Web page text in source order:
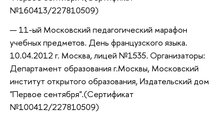
№160413/227810509)
11-ый Московский педагогический марафон
учебных предметов. День французского языка.
10.04.2012 г. Москва, лицей №1535. Организаторы:
Департамент образования г.Москвы, Московский
институт открытого образования, Издательский дом
"Первое сентября".(Сертификат
№100412/227810509)